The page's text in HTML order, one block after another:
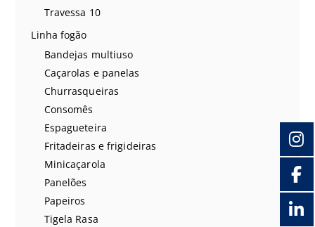
Travessa 10
Linha fogão
Bandejas multiuso
Caçarolas e panelas
Churrasqueiras
Consomês
Espagueteira
Fritadeiras e frigideiras
Minicaçarola
Panelões
Papeiros
Tigela Rasa